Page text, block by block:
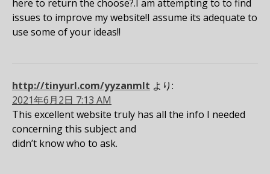
here to return the choose?.I am attempting to to find
issues to improve my website!I assume its adequate to
use some of your ideas!!
http://tinyurl.com/yyzanmlt より:
2021年6月2日 7:13 AM
This excellent website truly has all the info I needed
concerning this subject and
didn’t know who to ask.